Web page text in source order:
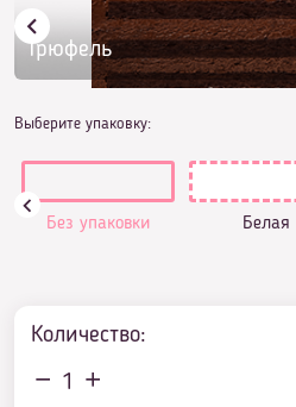
Трюфель
Выберите упаковку:
Без упаковки Белая
Количество:
1